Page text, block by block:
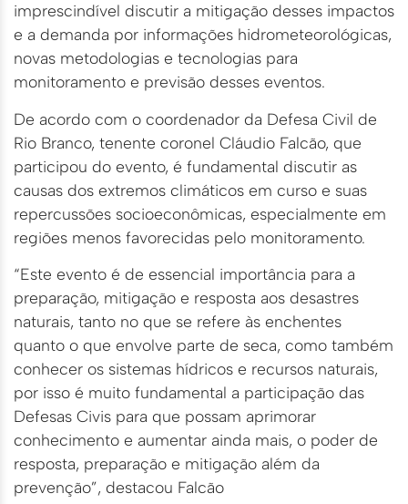
imprescindível discutir a mitigação desses impactos
e a demanda por informações hidrometeorológicas,
novas metodologias e tecnologias para
monitoramento e previsão desses eventos.
De acordo com o coordenador da Defesa Civil de
Rio Branco, tenente coronel Cláudio Falcão, que
participou do evento, é fundamental discutir as
causas dos extremos climáticos em curso e suas
repercussões socioeconômicas, especialmente em
regiões menos favorecidas pelo monitoramento.
“Este evento é de essencial importância para a
preparação, mitigação e resposta aos desastres
naturais, tanto no que se refere às enchentes
quanto o que envolve parte de seca, como também
conhecer os sistemas hídricos e recursos naturais,
por isso é muito fundamental a participação das
Defesas Civis para que possam aprimorar
conhecimento e aumentar ainda mais, o poder de
resposta, preparação e mitigação além da
prevenção”, destacou Falcão